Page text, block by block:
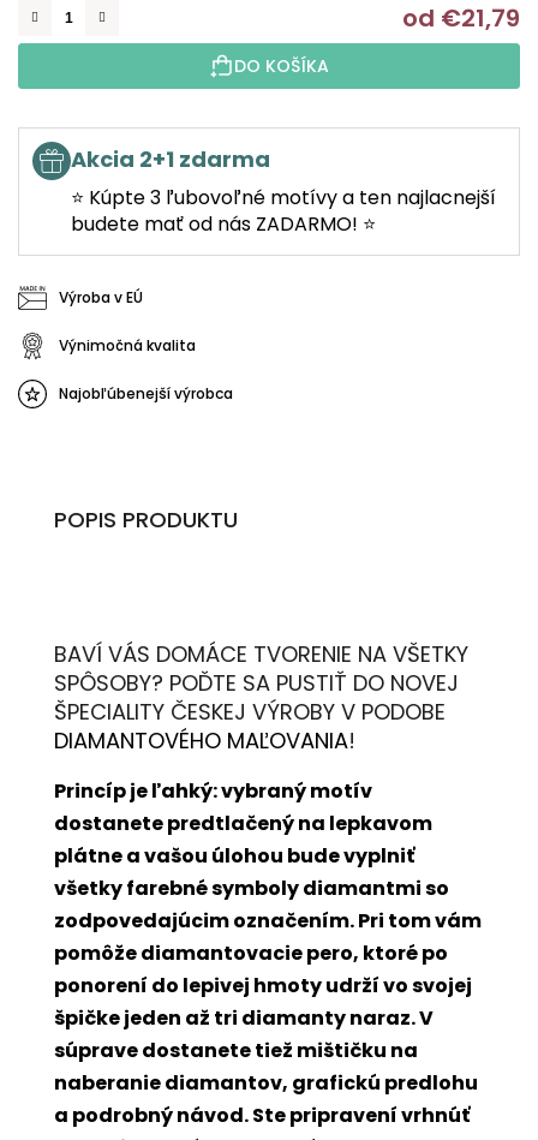
od €21,79
DO KOŠÍKA
Akcia 2+1 zdarma
⭐ Kúpte 3 ľubovoľné motívy a ten najlacnejší
budete mať od nás ZADARMO! ⭐
Výroba v EÚ
Výnimočná kvalita
Najobľúbenejší výrobca
POPIS PRODUKTU
BAVÍ VÁS DOMÁCE TVORENIE NA VŠETKY
SPÔSOBY? POĎTE SA PUSTIŤ DO NOVEJ
ŠPECIALITY ČESKEJ VÝROBY V PODOBE
DIAMANTOVÉHO MAĽOVANIA!
Princíp je ľahký: vybraný motív
dostanete predtlačený na lepkavom
plátne a vašou úlohou bude vyplniť
všetky farebné symboly diamantmi so
zodpovedajúcim označením. Pri tom vám
pomôže diamantovacie pero, ktoré po
ponorení do lepivej hmoty udrží vo svojej
špičke jeden až tri diamanty naraz. V
súprave dostanete tiež mištičku na
naberanie diamantov, grafickú predlohu
a podrobný návod. Ste pripravení vrhnúť